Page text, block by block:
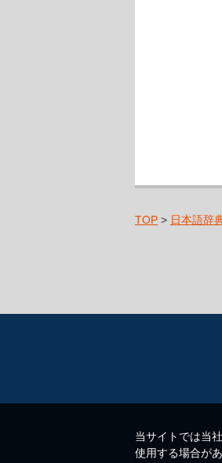
TOP > 日本語辞
当サイトでは当
使用する場合が